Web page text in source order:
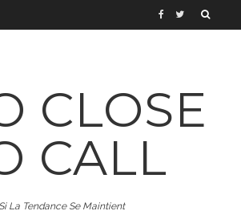
CLOSE
CALL
Si La Tendance Se Maintient